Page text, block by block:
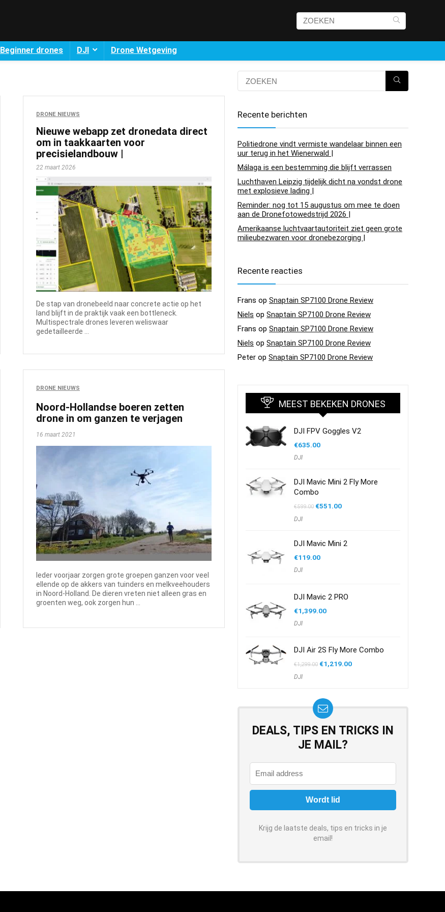
Beginner drones DJI Drone Wetgeving
DRONE NIEUWS
Nieuwe webapp zet dronedata direct
om in taakkaarten voor
precisielandbouw |
22 maart 2026
De stap van dronebeeld naar concrete actie op het
land blijft in de praktijk vaak een bottleneck.
Multispectrale drones leveren weliswaar
gedetailleerde ...
DRONE NIEUWS
Noord-Hollandse boeren zetten
drone in om ganzen te verjagen
16 maart 2021
Ieder voorjaar zorgen grote groepen ganzen voor veel
ellende op de akkers van tuinders en melkveehouders
in Noord-Holland. De dieren vreten niet alleen gras en
groenten weg, ook zorgen hun ...
Recente berichten
Politiedrone vindt vermiste wandelaar binnen een
uur terug in het Wienerwald |
Málaga is een bestemming die blijft verrassen
Luchthaven Leipzig tijdelijk dicht na vondst drone
met explosieve lading |
Reminder: nog tot 15 augustus om mee te doen
aan de Dronefotowedstrijd 2026 |
Amerikaanse luchtvaartautoriteit ziet geen grote
milieubezwaren voor dronebezorging |
Recente reacties
Frans op Snaptain SP7100 Drone Review
Niels op Snaptain SP7100 Drone Review
Frans op Snaptain SP7100 Drone Review
Niels op Snaptain SP7100 Drone Review
Peter op Snaptain SP7100 Drone Review
MEEST BEKEKEN DRONES
DJI FPV Goggles V2
€635.00
DJI
DJI Mavic Mini 2 Fly More
Combo
€599.00 Oorspronkelijke
€551.00Huidige
DJI
DJI Mavic Mini 2
€119.00
DJI
DJI Mavic 2 PRO
€1,399.00
DJI
DJI Air 2S Fly More Combo
€1,299.00 Oorspronkelijke
€1,219.00Huidige
DJI
DEALS, TIPS EN TRICKS IN
JE MAIL?
Krijg de laatste deals, tips en tricks in je
email!